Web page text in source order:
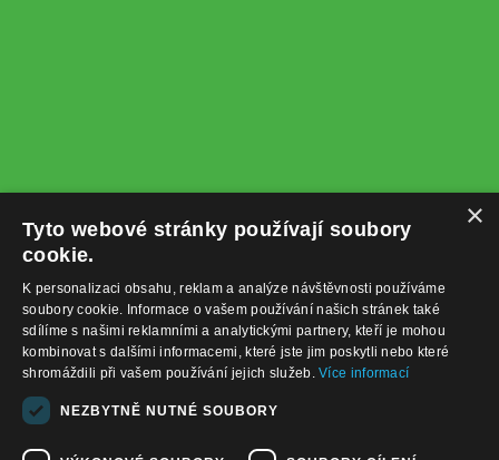
+420732122225
obchod@baterie-nabijecka.cz
×
Tyto webové stránky používají soubory
cookie.
K personalizaci obsahu, reklam a analýze návštěvnosti používáme
soubory cookie. Informace o vašem používání našich stránek také
sdílíme s našimi reklamními a analytickými partnery, kteří je mohou
kombinovat s dalšími informacemi, které jste jim poskytli nebo které
shromáždili při vašem používání jejich služeb.Více informací
NEZBYTNĚ NUTNÉ SOUBORY